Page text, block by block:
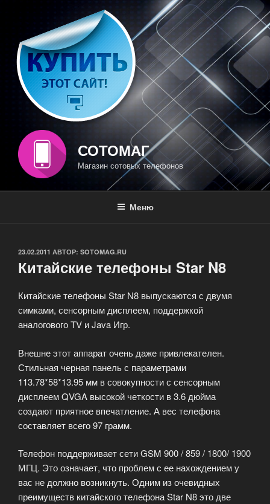
содержимому
СОТОМАГ
Магазин сотовых телефонов
Меню
ОПУБЛИКОВАНО
23.02.2011 АВТОР: SOTOMAG.RU
Китайские телефоны Star N8
Китайские телефоны Star N8 выпускаются с двумя
симками, сенсорным дисплеем, поддержкой
аналогового TV и Java Игр.
Внешне этот аппарат очень даже привлекателен.
Стильная черная панель с параметрами
113.78*58*13.95 мм в совокупности с сенсорным
дисплеем QVGA высокой четкости в 3.6 дюйма
создают приятное впечатление. А вес телефона
составляет всего 97 грамм.
Телефон поддерживает сети GSM 900 / 859 / 1800/ 1900
МГЦ. Это означает, что проблем с ее нахождением у
вас не должно возникнуть. Одним из очевидных
преимуществ китайского телефона Star N8 это две